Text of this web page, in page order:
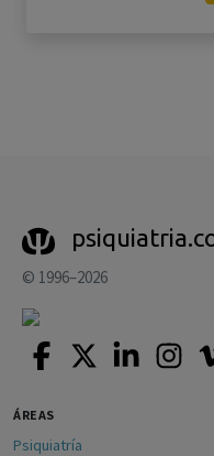
© 1996–2026
ÁREAS
Psiquiatría